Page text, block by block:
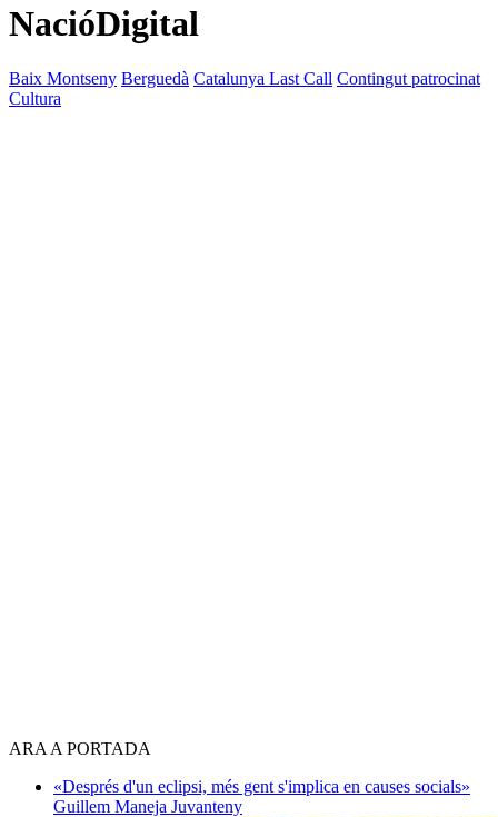
NacióDigital
Baix Montseny Berguedà Catalunya Last Call Contingut patrocinat
Cultura
ARA A PORTADA
«Després d'un eclipsi, més gent s'implica en causes socials»
Guillem Maneja Juvanteny